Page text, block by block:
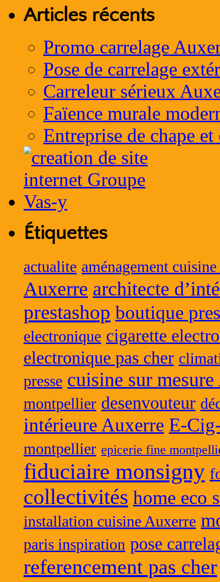
Articles récents
Promo carrelage
Pose de carrelage
Carreleur sérieux
Faïence murale
Entreprise de chape
Étiquettes
actualite aménagement
Auxerre architecte
prestashop boutique
electronique cigarette
electronique pas cher
presse cuisine sur
montpellier desenvouteur
intérieure Auxerre E-
montpellier epicerie fine
fiduciaire monsigny
collectivités home eco
installation cuisine Auxerre
paris inspiration pose
referencement pas cher